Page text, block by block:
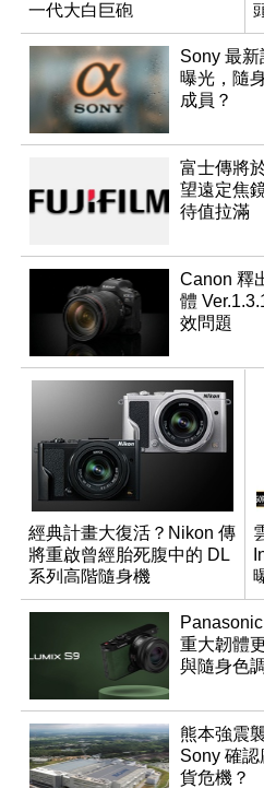
一代大白巨砲
Sony 最新
曝光，隨
成員？
富士傳將
望遠定焦
待值拉滿
Canon 釋
體
效問題
經典計畫大復活？Nikon 傳
將重啟曾經胎死腹中的 DL
系列高階隨身機
重大韌體
與隨身色
熊本強震
Sony 確
貨危機？